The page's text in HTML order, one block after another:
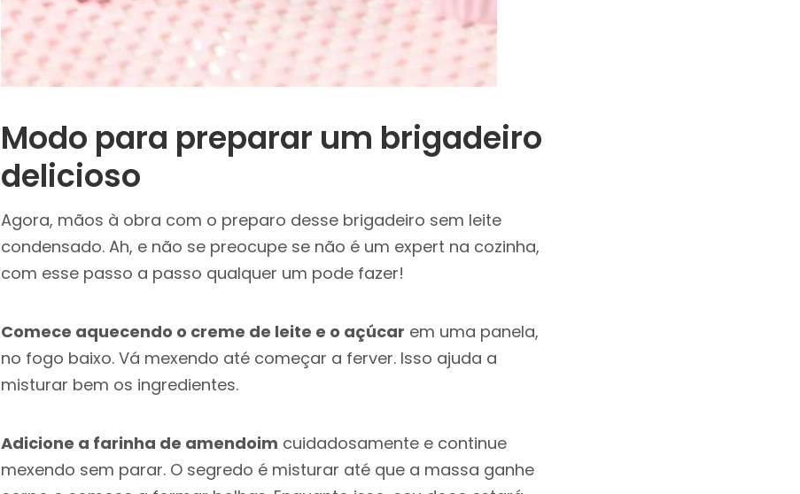
Modo para preparar um brigadeiro
delicioso
Agora, mãos à obra com o preparo desse brigadeiro sem leite
condensado. Ah, e não se preocupe se não é um expert na cozinha,
com esse passo a passo qualquer um pode fazer!
Comece aquecendo o creme de leite e o açúcar em uma panela,
no fogo baixo. Vá mexendo até começar a ferver. Isso ajuda a
misturar bem os ingredientes.
Adicione a farinha de amendoim cuidadosamente e continue
mexendo sem parar. O segredo é misturar até que a massa ganhe